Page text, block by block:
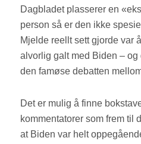
Dagbladet plasserer en
person så er den ikke
Mjelde reellt sett gjorde var
alvorlig galt med Biden – og
den famøse debatten
Det er mulig å finne
kommentatorer som frem til
at Biden var helt